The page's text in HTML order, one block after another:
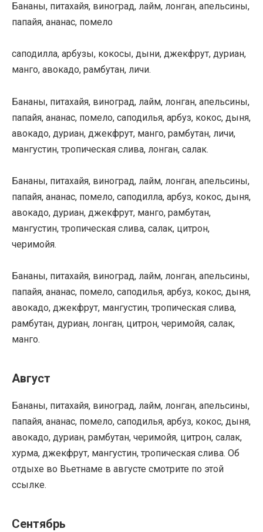
Бананы, питахайя, виноград, лайм, лонган, апельсины,
папайя, ананас, помело
саподилла, арбузы, кокосы, дыни, джекфрут, дуриан,
манго, авокадо, рамбутан, личи.
Бананы, питахайя, виноград, лайм, лонган, апельсины,
папайя, ананас, помело, саподилья, арбуз, кокос, дыня,
авокадо, дуриан, джекфрут, манго, рамбутан, личи,
мангустин, тропическая слива, лонган, салак.
Бананы, питахайя, виноград, лайм, лонган, апельсины,
папайя, ананас, помело, саподилла, арбуз, кокос, дыня,
авокадо, дуриан, джекфрут, манго, рамбутан,
мангустин, тропическая слива, салак, цитрон,
черимойя.
Бананы, питахайя, виноград, лайм, лонган, апельсины,
папайя, ананас, помело, саподилья, арбуз, кокос, дыня,
авокадо, джекфрут, мангустин, тропическая слива,
рамбутан, дуриан, лонган, цитрон, черимойя, салак,
манго.
Август
Бананы, питахайя, виноград, лайм, лонган, апельсины,
папайя, ананас, помело, саподилья, арбуз, кокос, дыня,
авокадо, дуриан, рамбутан, черимойя, цитрон, салак,
хурма, джекфрут, мангустин, тропическая слива. Об
отдыхе во Вьетнаме в августе смотрите по этой
ссылке.
Сентябрь